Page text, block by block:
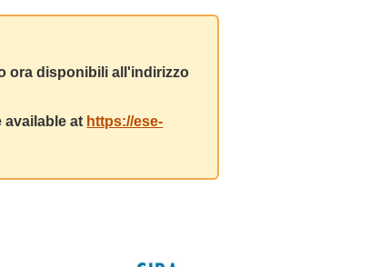
ora disponibili all'indirizzo
available at https://ese-